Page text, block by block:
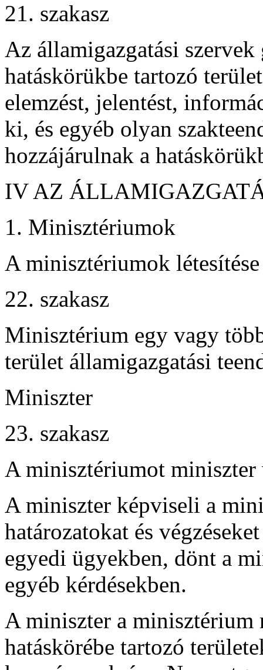
21. szakasz
Az államigazgatási
hatáskörükbe tartozó
elemzést, jelentést,
ki, és egyéb olyan
hozzájárulnak a
IV AZ
1. Minisztériumok
A minisztériumok létesítése
22. szakasz
Minisztérium egy vagy
terület államigazgatási
Miniszter
23. szakasz
A minisztériumot miniszter
A miniszter képviseli a
határozatokat és
egyedi ügyekben, dönt a
egyéb kérdésekben.
A miniszter a minisztérium
hatáskörébe tartozó